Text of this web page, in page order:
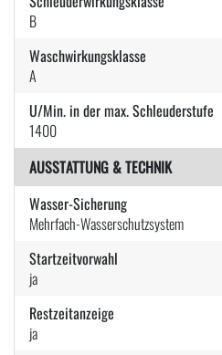
B
Waschwirkungsklasse
A
U/Min. in der max. Schleuderstufe
1400
AUSSTATTUNG & TECHNIK
Wasser-Sicherung
Mehrfach-Wasserschutzsystem
Startzeitvorwahl
ja
Restzeitanzeige
ja